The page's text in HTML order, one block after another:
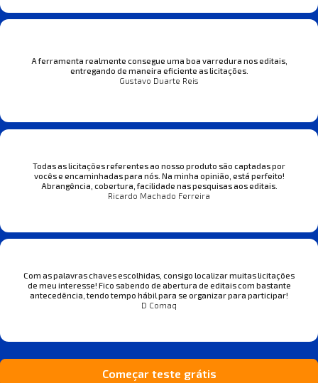
A ferramenta realmente consegue uma boa varredura nos editais,
entregando de maneira eficiente as licitações.
Gustavo Duarte Reis
Todas as licitações referentes ao nosso produto são captadas por
vocês e encaminhadas para nós. Na minha opinião, está perfeito!
Abrangência, cobertura, facilidade nas pesquisas aos editais.
Ricardo Machado Ferreira
Com as palavras chaves escolhidas, consigo localizar muitas licitações
de meu interesse! Fico sabendo de abertura de editais com bastante
antecedência, tendo tempo hábil para se organizar para participar!
D Comaq
Começar teste grátis